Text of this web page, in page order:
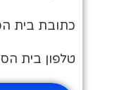
כתובת בית
טלפון בית הספר: 03-